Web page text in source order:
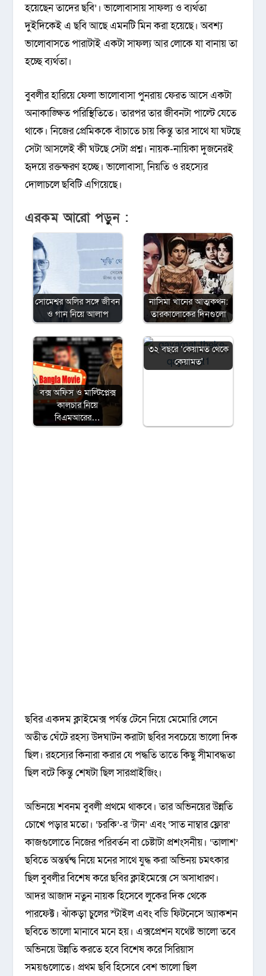
হয়েছেন তাদের ছবি’। ভালোবাসায় সাফল্য ও ব্যর্থতা
দুইদিকেই এ ছবি আছে এমনটি মিন করা হয়েছে। অবশ্য
ভালোবাসতে পারাটাই একটা সাফল্য আর লোকে যা বানায় তা
হচ্ছে ব্যর্থতা।
বুবলীর হারিয়ে ফেলা ভালোবাসা পুনরায় ফেরত আসে একটা
অনাকাঙ্ক্ষিত পরিস্থিতিতে। তারপর তার জীবনটা পাল্টে যেতে
থাকে। নিজের প্রেমিককে বাঁচাতে চায় কিন্তু তার সাথে যা ঘটছে
সেটা আসলেই কী ঘটছে সেটা প্রশ্ন। নায়ক-নায়িকা দুজনেরই
হৃদয়ে রক্তক্ষরণ হচ্ছে। ভালোবাসা, নিয়তি ও রহস্যের
দোলাচলে ছবিটি এগিয়েছে।
এরকম আরো পড়ুন :
সোমেশ্বর অলির সঙ্গে জীবন
ও গান নিয়ে আলাপ
নাসিমা খানের আত্মকথন:
তারকালোকের দিনগুলো
বক্স অফিস ও মাল্টিপ্লেক্স
কালচার নিয়ে
বিএমআরের…
৩২ বছরে ‘কেয়ামত থেকে
কেয়ামত'
ছবির একদম ক্লাইমেক্স পর্যন্ত টেনে নিয়ে মেমোরি লেনে
অতীত ঘেঁটে রহস্য উদঘাটন করাটা ছবির সবচেয়ে ভালো দিক
ছিল। রহস্যের কিনারা করার যে পদ্ধতি তাতে কিছু সীমাবদ্ধতা
ছিল বটে কিন্তু শেষটা ছিল সারপ্রাইজিং।
অভিনয়ে শবনম বুবলী প্রথমে থাকবে। তার অভিনয়ের উন্নতি
চোখে পড়ার মতো। ‘চরকি’-র ‘টান’ এবং ‘সাত নাম্বার ফ্লোর’
কাজগুলোতে নিজের পরিবর্তন বা চেষ্টাটা প্রশংসনীয়। ‘তালাশ’
ছবিতে অন্তর্দ্বন্দ্ব নিয়ে মনের সাথে যুদ্ধ করা অভিনয় চমৎকার
ছিল বুবলীর বিশেষ করে ছবির ক্লাইমেক্সে সে অসাধারণ।
আদর আজাদ নতুন নায়ক হিসেবে লুকের দিক থেকে
পারফেক্ট। ঝাঁকড়া চুলের স্টাইল এবং বডি ফিটনেসে অ্যাকশন
ছবিতে ভালো মানাবে মনে হয়। এক্সপ্রেশন যথেষ্ট ভালো তবে
অভিনয়ে উন্নতি করতে হবে বিশেষ করে সিরিয়াস
সময়গুলোতে। প্রথম ছবি হিসেবে বেশ ভালো ছিল